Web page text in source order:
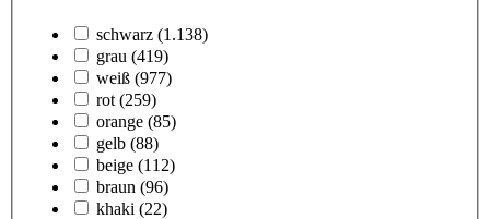
schwarz (1.138)
grau (419)
weiß (977)
rot (259)
orange (85)
gelb (88)
beige (112)
braun (96)
khaki (22)